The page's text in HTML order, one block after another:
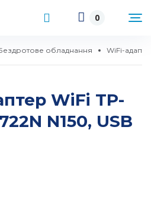
0
обладнання WiFi-
WiFi TP-
N150, USB